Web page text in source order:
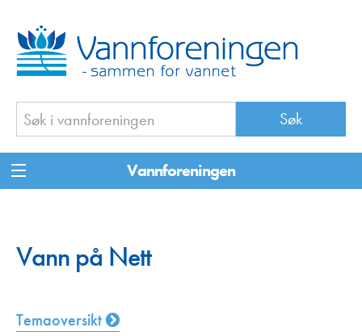
Vannforeningen
Vann på Nett
Temaoversikt